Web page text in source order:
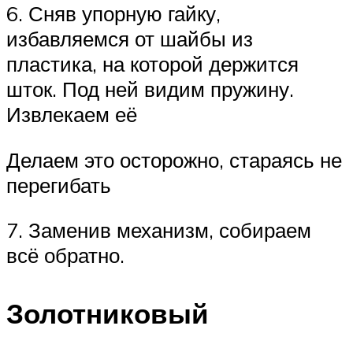
6. Сняв упорную гайку,
избавляемся от шайбы из
пластика, на которой держится
шток. Под ней видим пружину.
Извлекаем её
Делаем это осторожно, стараясь не
перегибать
7. Заменив механизм, собираем
всё обратно.
Золотниковый